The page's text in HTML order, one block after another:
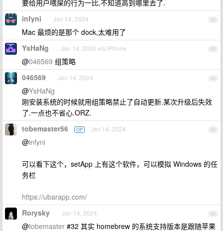
要给用户喂屎的行为一比,不知道高到哪里去了.
52
infyni Jan 14, 2024
Mac 最烦的是那个 dock,太难用了
53
YsHaNg Jan 14, 2024 via iPhone
@046569 组策略
54
046569 Jan 14, 2024
@YsHaNg
刚安装系统的时候就用组策略禁止了自动更新.某次升级后失效
了.一点也不省心.ORZ.
55
tobemaster56 OP Jan 14, 2024
@infyni
可以看下这个，setApp 上有这个软件，可以模拟 Windows 的任
务栏
https://ubarapp.com/
56
Rorysky Jan 14, 2024
@tobemaster #32 其实 homebrew 的系统支持版本是跟随苹果